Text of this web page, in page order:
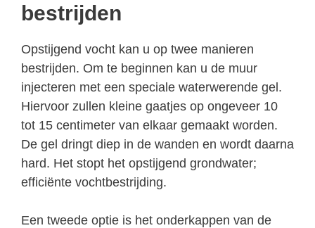
bestrijden
Opstijgend vocht kan u op twee manieren
bestrijden. Om te beginnen kan u de muur
injecteren met een speciale waterwerende gel.
Hiervoor zullen kleine gaatjes op ongeveer 10
tot 15 centimeter van elkaar gemaakt worden.
De gel dringt diep in de wanden en wordt daarna
hard. Het stopt het opstijgend grondwater;
efficiënte vochtbestrijding.
Een tweede optie is het onderkappen van de